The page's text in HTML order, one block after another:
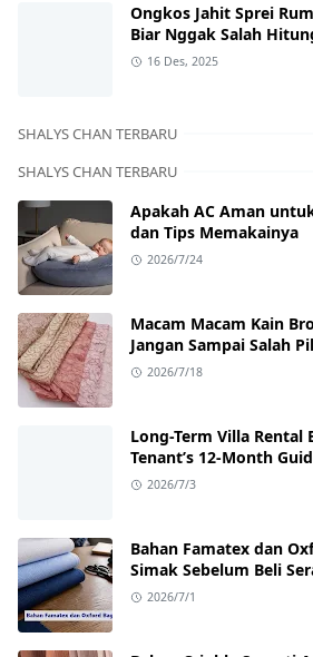
Ongkos Jahit Sprei
Biar Nggak Salah
16 Des, 2025
SHALYS CHAN TERBARU
SHALYS CHAN TERBARU
Apakah AC Aman
dan Tips Memakainya
2026/7/24
Macam Macam Kain
Jangan Sampai Salah
2026/7/18
Long-Term Villa Rental
Tenant’s 12-Month
2026/7/3
Bahan Famatex dan
Simak Sebelum Beli
2026/7/1